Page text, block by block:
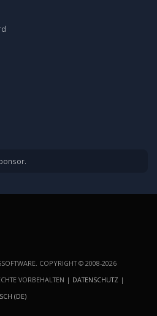
COPYRIGHT © 2008-2026
VORBEHALTEN | DATENSCHUTZ |
(DE)